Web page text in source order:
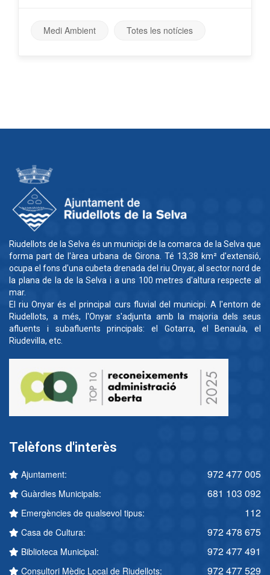
Medi Ambient Totes les notícies
Riudellots de la Selva és un municipi de la comarca de la Selva que
forma part de l'àrea urbana de Girona. Té 13,38 km² d'extensió,
ocupa el fons d'una cubeta drenada del riu Onyar, al sector nord de
la plana de la de la Selva i a uns 100 metres d'altura respecte al
mar.
El riu Onyar és el principal curs fluvial del municipi. A l'entorn de
Riudellots, a més, l'Onyar s'adjunta amb la majoria dels seus
afluents i subafluents principals: el Gotarra, el Benaula, el
Riudevilla, etc.
Telèfons d'interès
Ajuntament: 972 477 005
Guàrdies Municipals: 681 103 092
Emergències de qualsevol tipus: 112
Casa de Cultura: 972 478 675
Biblioteca Municipal: 972 477 491
Consultori Mèdic Local de Riudellots: 972 477 529